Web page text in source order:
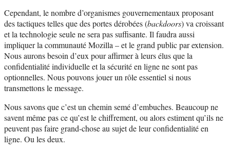
Cependant, le nombre d’organismes gouvernementaux proposant
des tactiques telles que des portes dérobées (backdoors) va croissant
et la technologie seule ne sera pas suffisante. Il faudra aussi
impliquer la communauté Mozilla – et le grand public par extension.
Nous aurons besoin d’eux pour affirmer à leurs élus que la
confidentialité individuelle et la sécurité en ligne ne sont pas
optionnelles. Nous pouvons jouer un rôle essentiel si nous
transmettons le message.
Nous savons que c’est un chemin semé d’embuches. Beaucoup ne
savent même pas ce qu’est le chiffrement, ou alors estiment qu’ils ne
peuvent pas faire grand-chose au sujet de leur confidentialité en
ligne. Ou les deux.